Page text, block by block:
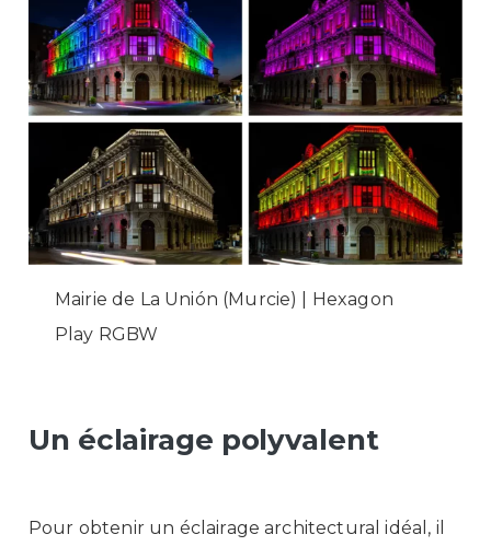
Mairie de La Unión (Murcie) | Hexagon
Play RGBW
Un éclairage polyvalent
Pour obtenir un éclairage architectural idéal, il